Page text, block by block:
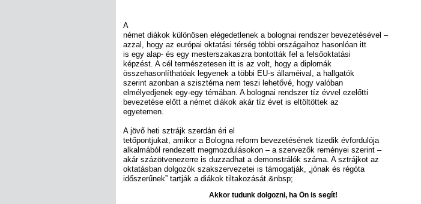
A
német diákok különösen elégedetlenek a bolognai rendszer bevezetésével –
azzal, hogy az európai oktatási térség többi országaihoz hasonlóan itt
is egy alap- és egy mesterszakaszra bontották fel a felsőoktatási
képzést. A cél természetesen itt is az volt, hogy a diplomák
összehasonlíthatóak legyenek a többi EU-s államéival, a hallgatók
szerint azonban a szisztéma nem teszi lehetővé, hogy valóban
elmélyedjenek egy-egy témában. A bolognai rendszer tíz évvel ezelőtti
bevezetése előtt a német diákok akár tíz évet is eltöltöttek az
egyetemen.
A jövő heti sztrájk szerdán éri el
tetőpontjukat, amikor a Bologna reform bevezetésének tizedik évfordulója
alkalmából rendezett megmozdulásokon – a szervezők reményei szerint –
akár százötvenezerre is duzzadhat a demonstrálók száma. A sztrájkot az
oktatásban dolgozók szakszervezetei is támogatják, „jónak és régóta
időszerűnek” tartják a diákok tiltakozását.&nbsp;
Akkor tudunk dolgozni, ha Ön is segít!